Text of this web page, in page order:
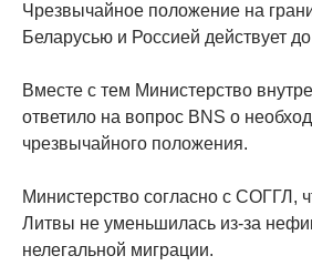
Чрезвычайное положение на
Беларусью и Россией действует
Вместе с тем Министерство
ответило на вопрос BNS о
чрезвычайного положения.
Министерство согласно с СОГГЛ,
Литвы не уменьшилась из-за
нелегальной миграции.